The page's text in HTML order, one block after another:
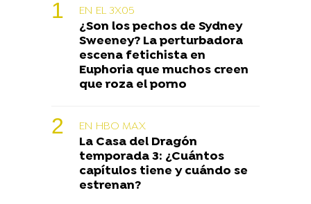
EN EL 3X05
¿Son los pechos de Sydney
Sweeney? La perturbadora
escena fetichista en
Euphoria que muchos creen
que roza el porno
EN HBO MAX
La Casa del Dragón
temporada 3: ¿Cuántos
capítulos tiene y cuándo se
estrenan?